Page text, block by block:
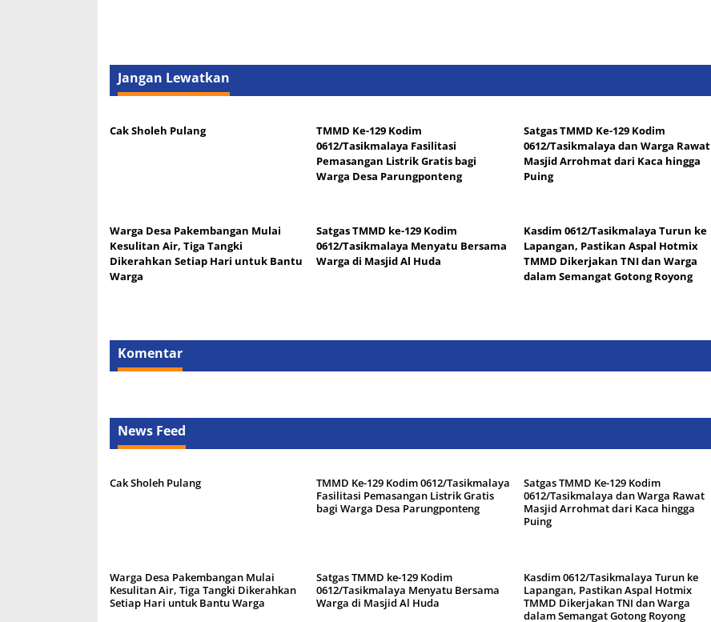
Jangan Lewatkan
Cak Sholeh Pulang
TMMD Ke-129 Kodim
0612/Tasikmalaya Fasilitasi
Pemasangan Listrik Gratis bagi
Warga Desa Parungponteng
Satgas TMMD Ke-129 Kodim
0612/Tasikmalaya dan Warga Rawat
Masjid Arrohmat dari Kaca hingga
Puing
Warga Desa Pakembangan Mulai
Kesulitan Air, Tiga Tangki
Dikerahkan Setiap Hari untuk Bantu
Warga
Satgas TMMD ke-129 Kodim
0612/Tasikmalaya Menyatu Bersama
Warga di Masjid Al Huda
Kasdim 0612/Tasikmalaya Turun ke
Lapangan, Pastikan Aspal Hotmix
TMMD Dikerjakan TNI dan Warga
dalam Semangat Gotong Royong
Komentar
News Feed
Cak Sholeh Pulang
TMMD Ke-129 Kodim 0612/Tasikmalaya
Fasilitasi Pemasangan Listrik Gratis
bagi Warga Desa Parungponteng
Satgas TMMD Ke-129 Kodim
0612/Tasikmalaya dan Warga Rawat
Masjid Arrohmat dari Kaca hingga
Puing
Warga Desa Pakembangan Mulai
Kesulitan Air, Tiga Tangki Dikerahkan
Setiap Hari untuk Bantu Warga
Satgas TMMD ke-129 Kodim
0612/Tasikmalaya Menyatu Bersama
Warga di Masjid Al Huda
Kasdim 0612/Tasikmalaya Turun ke
Lapangan, Pastikan Aspal Hotmix
TMMD Dikerjakan TNI dan Warga
dalam Semangat Gotong Royong